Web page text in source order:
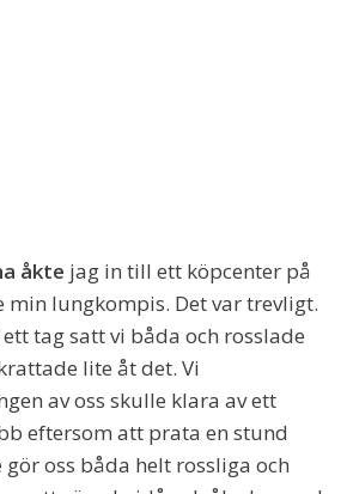
åkte jag in till ett köpcenter på
min lungkompis. Det var trevligt.
tag satt vi båda och rosslade
lite åt det. Vi
av oss skulle klara av ett
eftersom att prata en stund
oss båda helt rossliga och